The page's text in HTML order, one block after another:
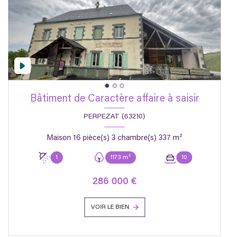
Bâtiment de Caractère affaire à saisir
PERPEZAT (63210)
Maison 16 pièce(s) 3 chambre(s) 337 m²
1 1173 m² 10
286 000 €
VOIR LE BIEN